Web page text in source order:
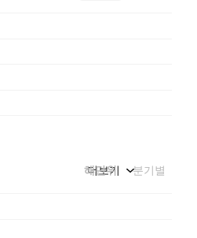
해단위 분기별
더보기